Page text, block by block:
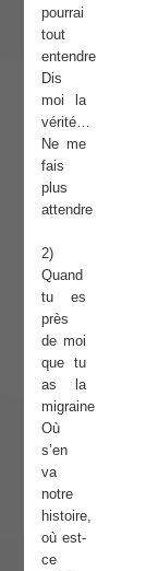
pourrai
tout
entendre
Dis
moi la
vérité…
Ne me
fais
plus
attendre
2)
Quand
tu es
près
de moi
que tu
as la
migraine
Où
s’en
va
notre
histoire,
où est-
ce